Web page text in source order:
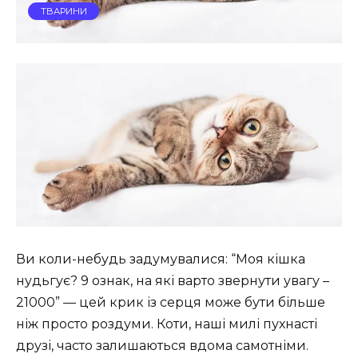
ТВАРИНИ
Ви коли-небудь задумувалися: “Моя кішка
нудьгує? 9 ознак, на які варто звернути увагу –
21000” — цей крик із серця може бути більше
ніж просто роздуми. Коти, наші милі пухнасті
друзі, часто залишаються вдома самотніми.